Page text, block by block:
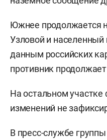
Южнее продолжается
Узловой и населенный
данным российских
противник
На остальном
изменений не
В пресс-службе